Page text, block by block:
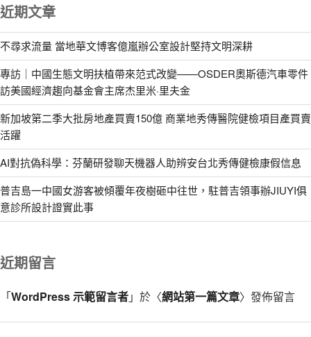
近期文章
不尋求流量 當地華文博客億嵐辦公室設計堅持文明深耕
專訪｜中國生態文明扶植帶來范式改變——OSDER奧斯德汽車零件
訪美國經濟趨向基金會主席杰里米·里夫金
新加坡第二季大批房地產買賣150億 商業地秀傳醫院健檢項目產買賣
活躍
AI對抗偽科學：芬蘭研發聊天機器人助辨安台北秀傳健檢康假信息
普吉島一中國女游客被傾覆年夜樹砸中往世，駐普吉領事辦JIUYI俱
意診所設計證實此事
近期留言
「WordPress 示範留言者」於〈網站第一篇文章〉發佈留言